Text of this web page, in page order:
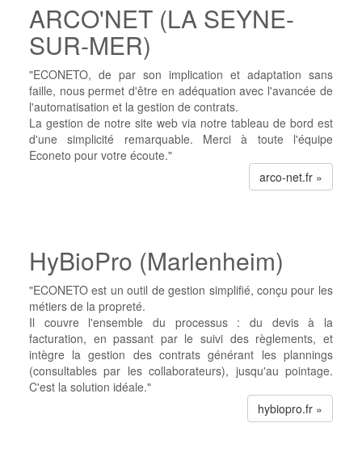
ARCO'NET (LA SEYNE-
SUR-MER)
"ECONETO, de par son implication et adaptation sans
faille, nous permet d'être en adéquation avec l'avancée de
l'automatisation et la gestion de contrats.
La gestion de notre site web via notre tableau de bord est
d'une simplicité remarquable. Merci à toute l'équipe
Econeto pour votre écoute."
arco-net.fr »
HyBioPro (Marlenheim)
"ECONETO est un outil de gestion simplifié, conçu pour les
métiers de la propreté.
Il couvre l'ensemble du processus : du devis à la
facturation, en passant par le suivi des règlements, et
intègre la gestion des contrats générant les plannings
(consultables par les collaborateurs), jusqu'au pointage.
C'est la solution idéale."
hybiopro.fr »